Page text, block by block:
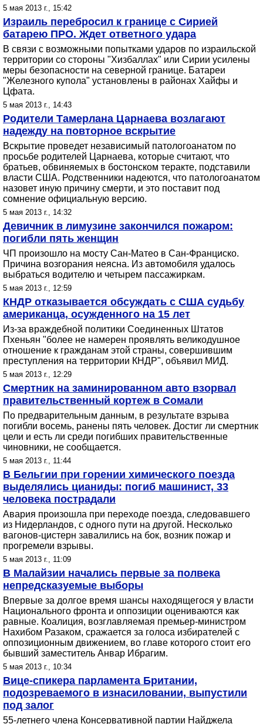
5 мая 2013 г., 15:42
Израиль перебросил к границе с Сирией
батарею ПРО. Ждет ответного удара
В связи с возможными попытками ударов по израильской
территории со стороны "Хизбаллах" или Сирии усилены
меры безопасности на северной границе. Батареи
"Железного купола" установлены в районах Хайфы и
Цфата.
5 мая 2013 г., 14:43
Родители Тамерлана Царнаева возлагают
надежду на повторное вскрытие
Вскрытие проведет независимый патологоанатом по
просьбе родителей Царнаева, которые считают, что
братьев, обвиняемых в бостонском теракте, подставили
власти США. Родственники надеются, что патологоанатом
назовет иную причину смерти, и это поставит под
сомнение официальную версию.
5 мая 2013 г., 14:32
Девичник в лимузине закончился пожаром:
погибли пять женщин
ЧП произошло на мосту Сан-Матео в Сан-Франциско.
Причина возгорания неясна. Из автомобиля удалось
выбраться водителю и четырем пассажиркам.
5 мая 2013 г., 12:59
КНДР отказывается обсуждать с США судьбу
американца, осужденного на 15 лет
Из-за враждебной политики Соединенных Штатов
Пхеньян "более не намерен проявлять великодушное
отношение к гражданам этой страны, совершившим
преступления на территории КНДР", объявил МИД.
5 мая 2013 г., 12:29
Смертник на заминированном авто взорвал
правительственный кортеж в Сомали
По предварительным данным, в результате взрыва
погибли восемь, ранены пять человек. Достиг ли смертник
цели и есть ли среди погибших правительственные
чиновники, не сообщается.
5 мая 2013 г., 11:44
В Бельгии при горении химического поезда
выделялись цианиды: погиб машинист, 33
человека пострадали
Авария произошла при переходе поезда, следовавшего
из Нидерландов, с одного пути на другой. Несколько
вагонов-цистерн завалились на бок, возник пожар и
прогремели взрывы.
5 мая 2013 г., 11:09
В Малайзии начались первые за полвека
непредсказуемые выборы
Впервые за долгое время шансы находящегося у власти
Национального фронта и оппозиции оцениваются как
равные. Коалиция, возглавляемая премьер-министром
Нахибом Разаком, сражается за голоса избирателей с
оппозиционным движением, во главе которого стоит его
бывший заместитель Анвар Ибрагим.
5 мая 2013 г., 10:34
Вице-спикера парламента Британии,
подозреваемого в изнасиловании, выпустили
под залог
55-летнего члена Консервативной партии Найджела